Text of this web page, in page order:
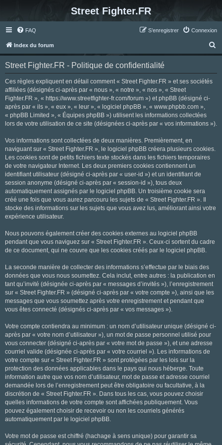
Street Fighter.FR
FAQ Connexion
S’enregistrer
Index du forum
e
Street Fighter.FR - Politique de confidentialité
Ces règles expliquent en détail comment « Street Fighter.FR » et ses sociétés
affiliées (désignés ci-après par « nous », « notre », « nos », « Street
Fighter.FR », « https://www.streetfighter-fr.com/forum ») et phpBB (désigné ci-
après par « ils », « eux », « leur », « logiciel phpBB », « www.phpbb.com »,
« phpBB Limited », « Équipes phpBB ») utilisent les informations collectées
lors de votre utilisation de ce site (désignées ci-après par « vos informations »).
Vos informations sont collectées de deux manières. Premièrement, en
naviguant sur « Street Fighter.FR », le logiciel phpBB créera plusieurs cookies.
Les cookies sont de petits fichiers texte stockés dans les fichiers temporaires
de votre navigateur Internet. Les deux premiers cookies contiennent un
identifiant utilisateur (désigné ci-après par « user-id ») et un identifiant de
session anonyme (désigné ci-après par « session-id »), tous deux
automatiquement assignés par le logiciel phpBB. Un troisième cookie sera
créé une fois que vous aurez parcouru les sujets de « Street Fighter.FR ». Il
stocke des informations sur les sujets que vous avez lus, améliorant ainsi votre
expérience utilisateur.
Nous pouvons également créer des cookies externes au logiciel phpBB
pendant que vous naviguez sur « Street Fighter.FR ». Ceux-ci sortent du cadre
de ce document, qui ne couvre que les cookies créés par le logiciel phpBB.
La seconde manière de collecter des informations s’effectue par le biais des
données que vous nous soumettez. Cela inclut, entre autres : la publication en
tant qu’invité (désignée ci-après par « messages d’invités »), l’enregistrement
sur « Street Fighter.FR » (désigné ci-après par « votre compte »), ainsi que les
messages que vous soumettez après votre enregistrement et pendant que
vous êtes connecté (désignés ci-après par « vos messages »).
Votre compte contiendra au minimum : un nom d’utilisateur unique (désigné ci-
après par « votre nom d’utilisateur »), un mot de passe personnel utilisé pour
vous connecter (désigné ci-après par « votre mot de passe »), et une adresse
courriel valide (désignée ci-après par « votre courriel »). Les informations de
votre compte sur « Street Fighter.FR » sont protégées par les lois sur la
protection des données applicables dans le pays qui nous héberge. Toute
information autre que vos nom d’utilisateur, mot de passe et adresse courriel
demandée lors de l’enregistrement peut être obligatoire ou facultative, à la
discrétion de « Street Fighter.FR ». Dans tous les cas, vous pouvez choisir
quelles informations de votre compte sont affichées publiquement. Vous
pouvez également choisir de recevoir ou non les courriels générés
automatiquement par le logiciel phpBB.
Votre mot de passe est chiffré (hachage à sens unique) pour garantir sa